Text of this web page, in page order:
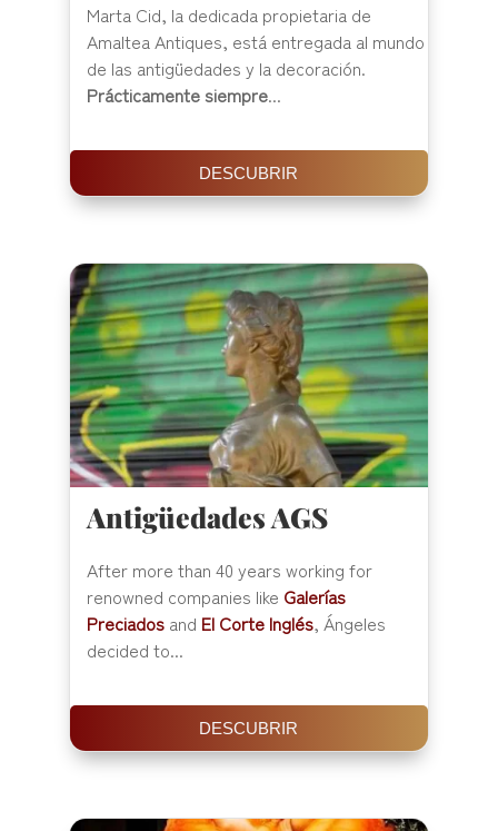
Marta Cid, la dedicada propietaria de
Amaltea Antiques, está entregada al mundo
de las antigüedades y la decoración.
Prácticamente siempre...
DESCUBRIR
Antigüedades AGS
After more than 40 years working for
renowned companies like Galerías
Preciados and El Corte Inglés, Ángeles
decided to...
DESCUBRIR